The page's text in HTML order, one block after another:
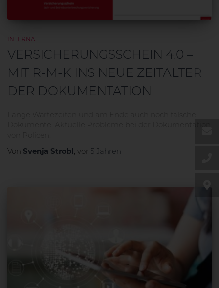
INTERNA
VERSICHERUNGSSCHEIN 4.0 –
MIT R-M-K INS NEUE ZEITALTER
DER DOKUMENTATION
Von Svenja Strobl , vor 5 Jahren